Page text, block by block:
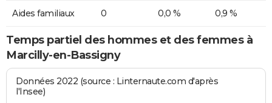
Aides familiaux 0 0,0 % 0,9 %
Temps partiel des hommes et des femmes à
Marcilly-en-Bassigny
Données 2022 (source : Linternaute.com d'après
l'Insee)